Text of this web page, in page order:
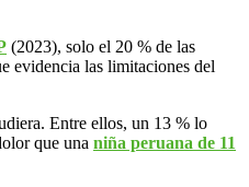
(2023), solo el 20 % de las
evidencia las limitaciones del
Entre ellos, un 13 % lo
que una niña peruana de 11